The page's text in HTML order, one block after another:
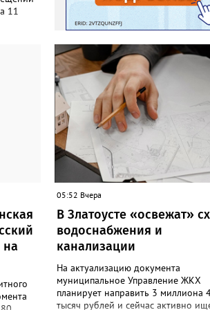
11
не
от
на
05:52 Вчера
В Златоусте «освежат»
водоснабжения и
канализации
На актуализацию документа
муниципальное Управление ЖКХ
планирует направить 3 миллиона
тысяч рублей и сейчас активно